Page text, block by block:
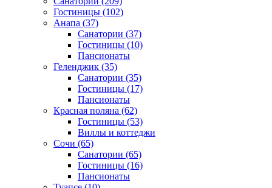
Гостиницы (102)
Анапа (37)
Санатории (37)
Гостиницы (10)
Пансионаты
Геленджик (35)
Санатории (35)
Гостиницы (17)
Пансионаты
Красная поляна (62)
Гостиницы (53)
Виллы и коттеджи
Сочи (65)
Санатории (65)
Гостиницы (16)
Пансионаты